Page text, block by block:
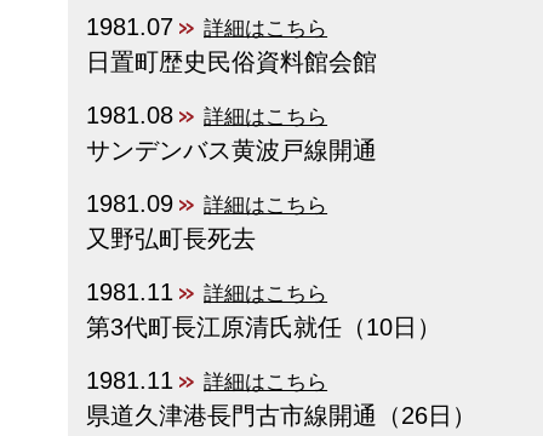
1981.07
詳細はこちら
日置町歴史民俗資料館会館
1981.08
詳細はこちら
サンデンバス黄波戸線開通
1981.09
詳細はこちら
又野弘町長死去
1981.11
詳細はこちら
第3代町長江原清氏就任（10日）
1981.11
詳細はこちら
県道久津港長門古市線開通（26日）